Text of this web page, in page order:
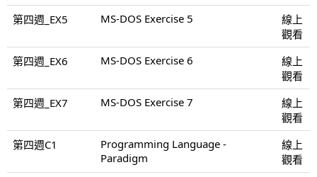
第四週_EX5
MS-DOS Exercise 5
線上
觀看
第四週_EX6
MS-DOS Exercise 6
線上
觀看
第四週_EX7
MS-DOS Exercise 7
線上
觀看
第四週C1
Programming Language -
Paradigm
線上
觀看